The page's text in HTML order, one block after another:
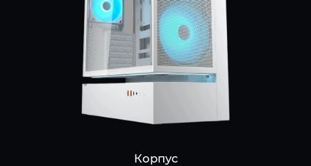
Корпус